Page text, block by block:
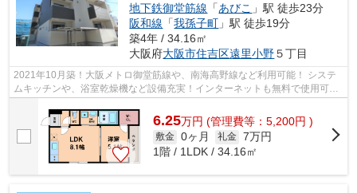
地下鉄御堂筋線 「あびこ 」駅 徒歩23分
阪和線 「我孫子町 」駅 徒歩19分
築4年 / 34.16㎡
大阪府大阪市住吉区遠里小野５丁目
2021年10月築！大阪メトロ御堂筋線や、南海高野線など利用可能！ システ
ムキッチンや、浴室乾燥機など設備充実！インターネットも無料で使用可
能！ ■□■□■□■□■□■□■□■□■□■□■□■□■□■□■□■...
6.25万円 (管理費等：5,200円 )
敷金 0ヶ月 礼金 7万円
1階 / 1LDK / 34.16㎡